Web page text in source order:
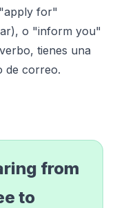
for"
o "inform you"
tienes una
de correo.
from
to